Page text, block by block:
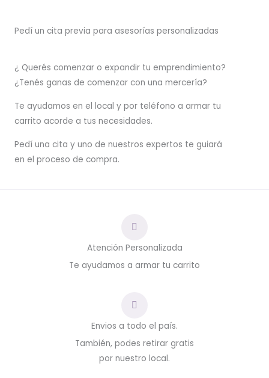
Pedí un cita previa para asesorías personalizadas
¿ Querés comenzar o expandir tu emprendimiento?
¿Tenés ganas de comenzar con una mercería?
Te ayudamos en el local y por teléfono a armar tu
carrito acorde a tus necesidades.
Pedí una cita y uno de nuestros expertos te guiará
en el proceso de compra.
Atención Personalizada
Te ayudamos a armar tu carrito
Envios a todo el país.
También, podes retirar gratis
por nuestro local.